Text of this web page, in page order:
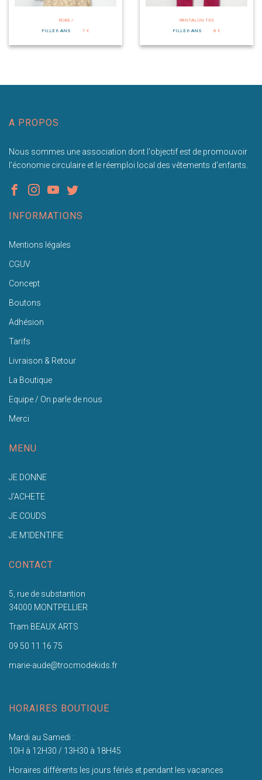
ROBE /
FILLE 6 ANS
7 €
PANTALON TEX
FILLE 6 ANS
8 €
A PROPOS
Nous sommes une association dont l'objectif est de promouvoir
l'économie circulaire et le réemploi local des vêtements d'enfants.
INFORMATIONS
Mentions légales
CGUV
Concept
Boutons
Adhésion
Tarifs
Livraison & Retour
La Boutique
Equipe / On parle de nous
Merci
MENU
JE DONNE
J'ACHETE
JE COUDS
JE M'IDENTIFIE
CONTACT
5, rue de substantion
34000 MONTPELLIER
Tram BEAUX ARTS
09 50 11 16 75
marie-aude@trocmodekids.fr
HORAIRES BOUTIQUE
Mardi au Samedi :
10H à 12H30 / 13H30 à 18H45
Horaires différents les jours fériés et pendant les vacances